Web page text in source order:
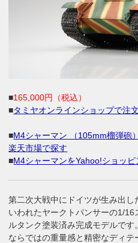
■165,000円（税込）
■タミヤオンラインショップで注
■M4シャーマン （105mm榴弾砲
楽天市場で探す
■M4シャーマンをYahoo!ショッピ
第二次大戦中にドイツが生み出し
いわれたヤークトパンサーの1/
ルタンク塗装済み完成モデルで
ならではの重量感と精密なディ